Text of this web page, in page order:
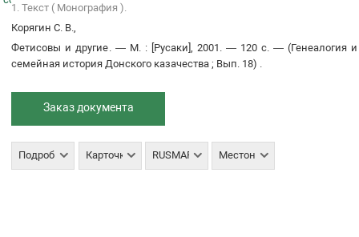
1. Текст ( Монография ).
Корягин С. В.,
Фетисовы и другие. —М. :[Русаки] , 2001 . —120 с. — (Генеалогия и
семейная история Донского казачества; Вып. 18) .
Заказ документа
Подробнее Карточка RUSMARC Местонахождение